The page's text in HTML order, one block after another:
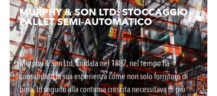
MURPHY & SON LTD: STOCCAGGIO
PALLET SEMI-AUTOMATICO
Murphy & Son Ltd, fondata nel 1887, nel tempo ha
consolidato la sua esperienza come non solo fornitore di
birra. In seguito alla continua crescita necessitava di più